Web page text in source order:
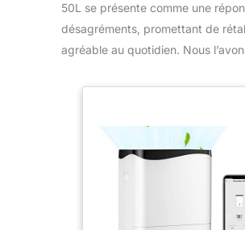
50L se présente comme une
désagréments, promettant de
agréable au quotidien. Nous